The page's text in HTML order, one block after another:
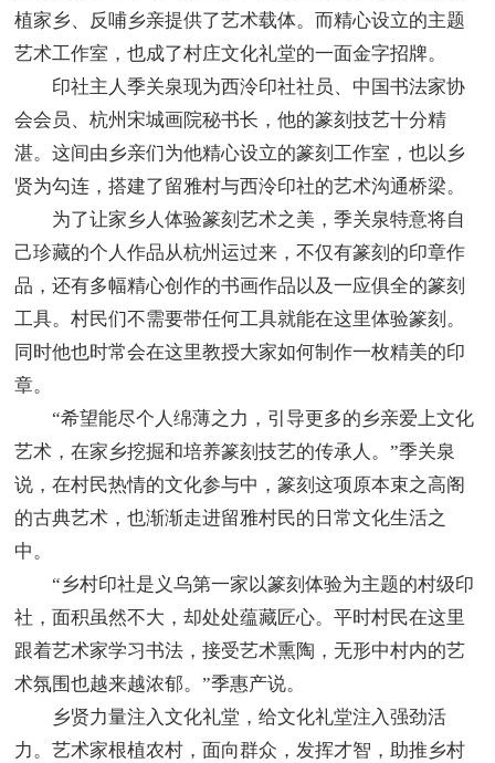
植家乡、反哺乡亲提供了艺术载体。而精心设立的主题
艺术工作室，也成了村庄文化礼堂的一面金字招牌。
印社主人季关泉现为西泠印社社员、中国书法家协
会会员、杭州宋城画院秘书长，他的篆刻技艺十分精
湛。这间由乡亲们为他精心设立的篆刻工作室，也以乡
贤为勾连，搭建了留雅村与西泠印社的艺术沟通桥梁。
为了让家乡人体验篆刻艺术之美，季关泉特意将自
己珍藏的个人作品从杭州运过来，不仅有篆刻的印章作
品，还有多幅精心创作的书画作品以及一应俱全的篆刻
工具。村民们不需要带任何工具就能在这里体验篆刻。
同时他也时常会在这里教授大家如何制作一枚精美的印
章。
“希望能尽个人绵薄之力，引导更多的乡亲爱上文化
艺术，在家乡挖掘和培养篆刻技艺的传承人。”季关泉
说，在村民热情的文化参与中，篆刻这项原本束之高阁
的古典艺术，也渐渐走进留雅村民的日常文化生活之
中。
“乡村印社是义乌第一家以篆刻体验为主题的村级印
社，面积虽然不大，却处处蕴藏匠心。平时村民在这里
跟着艺术家学习书法，接受艺术熏陶，无形中村内的艺
术氛围也越来越浓郁。”季惠产说。
乡贤力量注入文化礼堂，给文化礼堂注入强劲活
力。艺术家根植农村，面向群众，发挥才智，助推乡村